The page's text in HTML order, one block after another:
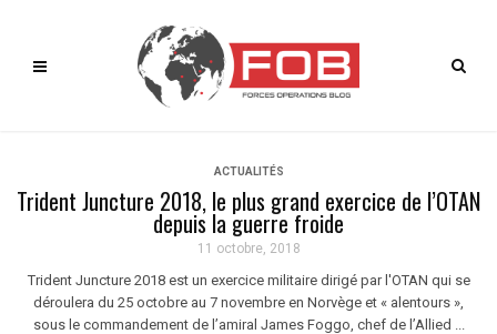
ACTUALITÉS
Trident Juncture 2018, le plus grand exercice de l’OTAN
depuis la guerre froide
11 octobre, 2018
Trident Juncture 2018 est un exercice militaire dirigé par l'OTAN qui se
déroulera du 25 octobre au 7 novembre en Norvège et « alentours »,
sous le commandement de l’amiral James Foggo, chef de l’Allied ...